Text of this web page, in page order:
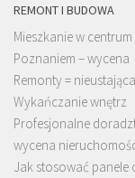
REMONT I BUDOWA
Mieszkanie w
Poznaniem – wycena
Remonty =
Wykańczanie wnętrz
Profesjonalne
wycena
Jak stosować panele